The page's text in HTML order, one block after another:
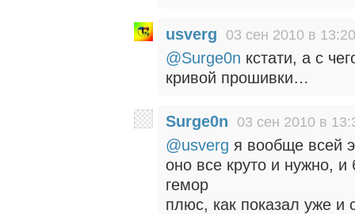
usverg 03 сен 2010 в 13:20
@Surge0n кстати, а с
кривой прошивки…
Surge0n 03 сен 2010 в
@usverg я вообще всей
оно все круто и нужно,
гемор
плюс, как показал уже и